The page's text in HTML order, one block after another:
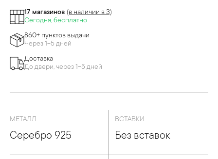
17 магазинов (в наличии в 3)
Сегодня, бесплатно
860+ пунктов выдачи
Через 1-5 дней
Доставка
До двери, через 1-5 дней
МЕТАЛЛ
Серебро 925
ВСТАВКИ
Без вставок